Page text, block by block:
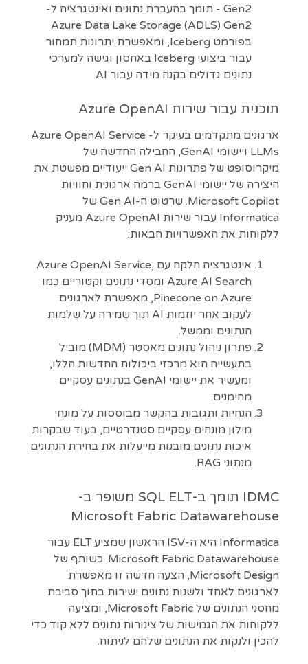
Gen2 - תומך בהעברת נתונים ואינטגרציה ל-
Azure Data Lake Storage (ADLS) Gen2
בפורמט Iceberg, ומאפשרת יתרונות תמחור
עבור ביצועי Iceberg באחסון וגישה למערכי
נתונים גדולים בקנה מידה עבור AI.
תוכנית עבור שירות Azure OpenAI
ארגונים מתקדמים בעיקר ל- Azure OpenAI Service
LLMs ויישומי GenAI, החבילה החדשה של
מיקרוסופט של פתרונות Gen AI ייעודיים מפשטת את
היצירה של יישומי GenAI ברמה ארגונית וחוויות
Microsoft Copilot. שרטוט ה-Gen AI של
Informatica עבור שירות Azure OpenAI מעניק
ללקוחות את האפשרויות הבאות:
אינטגרציה חלקה עם Azure OpenAI Service,
Azure AI Search ומסדי נתונים וקטוריים כמו
Pinecone on Azure, מאפשרת לארגונים
לעקוב אחר יוזמות AI תוך שמירה על שלמות
הנתונים וממשל.
פתרון ניהול נתונים מאסטר (MDM) מוביל
בתעשייה הוא מרכזי ביכולות החדשות הללו,
ומעשיר את יישומי GenAI בנתונים עסקיים
מהימנים.
הנחיות ותגובות בהקשר מבוססות על מונחי
מילון מונחים עסקיים סטנדרטיים, בעוד שבקרות
איכות נתונים מובנות מייעלות את בחירת הנתונים
מנתוני RAG.
IDMC תומך ב-SQL ELT משופר ב-
Microsoft Fabric Datawarehouse
Informatica היא ה-ISV הראשון שמציע ELT עבור
Microsoft Fabric Datawarehouse. כשותף של
Microsoft Design, הצעה חדשה זו מאפשרת
לארגונים לאחד ולשנות נתונים ישירות בתוך סביבת
מחסני הנתונים של Microsoft Fabric, ומציעה
ללקוחות את הגמישות של צינורות נתונים ללא קוד כדי
להכין ולנקות את הנתונים שלהם לניתוח.